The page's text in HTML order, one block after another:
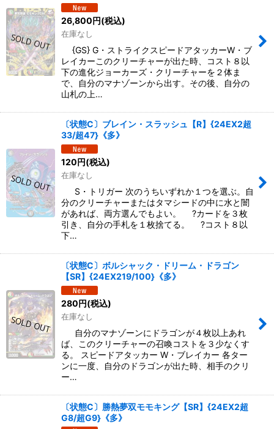
26,800円(税込)
在庫なし
{GS} G・ストライクスピードアタッカーW・ブ
レイカーこのクリーチャーが出た時、コスト８以
下の進化ジョーカーズ・クリーチャーを２体ま
で、自分のマナゾーンから出す。その後、自分の
山札の上…
〔状態C〕ブレイン・スラッシュ【R】{24EX2超
33/超47}《多》
120円(税込)
在庫なし
S・トリガー 次のうちいずれか１つを選ぶ。自
分のクリーチャーまたはタマシードの中に水と闇
があれば、両方選んでもよい。 ?カードを３枚
引き、自分の手札を１枚捨てる。 ?コスト８以
下…
〔状態C〕ボルシャック・ドリーム・ドラゴン
【SR】{24EX219/100}《多》
280円(税込)
在庫なし
自分のマナゾーンにドラゴンが４枚以上あれ
ば、このクリーチャーの召喚コストを３少なくす
る。 スピードアタッカー W・ブレイカー 各ター
ンに一度、自分のドラゴンが出た時、相手のクリ
ー…
〔状態C〕勝熱夢双モモキング【SR】{24EX2超
G8/超G9}《多》